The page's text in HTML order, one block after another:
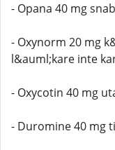
- Opana 40 mg
- Oxynorm 20 mg
l&auml;kare inte
- Oxycotin 40 mg
- Duromine 40 mg